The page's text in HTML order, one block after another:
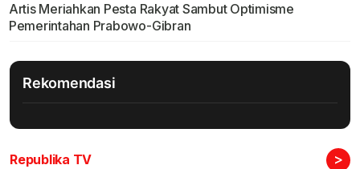
Artis Meriahkan Pesta Rakyat Sambut Optimisme
Pemerintahan Prabowo-Gibran
Rekomendasi
Republika TV >